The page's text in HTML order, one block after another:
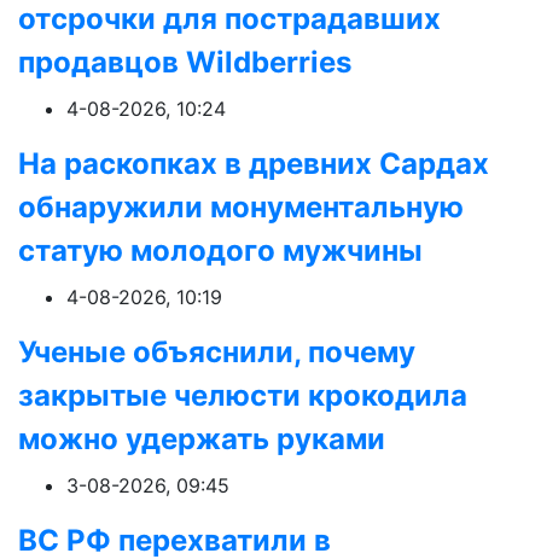
отсрочки для пострадавших
продавцов Wildberries
4-08-2026, 10:24
На раскопках в древних Сардах
обнаружили монументальную
статую молодого мужчины
4-08-2026, 10:19
Ученые объяснили, почему
закрытые челюсти крокодила
можно удержать руками
3-08-2026, 09:45
ВС РФ перехватили в